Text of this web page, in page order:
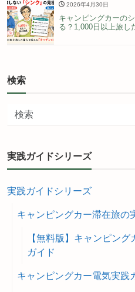
2026年4月30日
キャンピングカーの
る？1,000日以上旅し
検索
実践ガイドシリーズ
実践ガイドシリーズ
キャンピングカー滞在旅の
【無料版】キャンピン
ガイド
キャンピングカー電気実践